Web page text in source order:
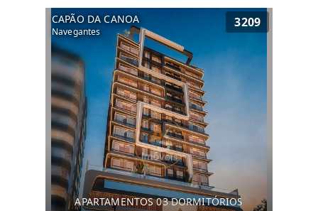
CAPÃO DA CANOA
Navegantes
3209
APARTAMENTOS 03 DORMITÓRIOS